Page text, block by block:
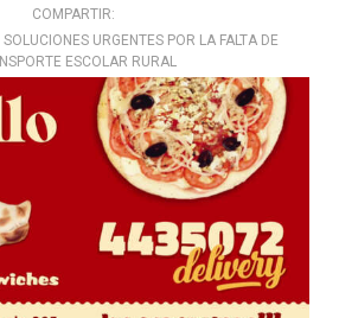
COMPARTIR:
URGENTES POR LA FALTA DE
ESCOLAR RURAL